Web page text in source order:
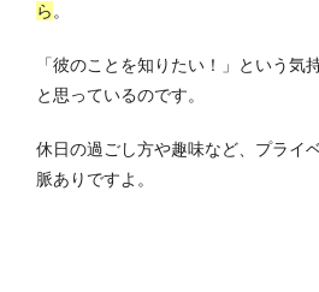
ら。
「彼のことを知りたい！」という気
と思っているのです。
休日の過ごし方や趣味など、プライ
脈ありですよ。